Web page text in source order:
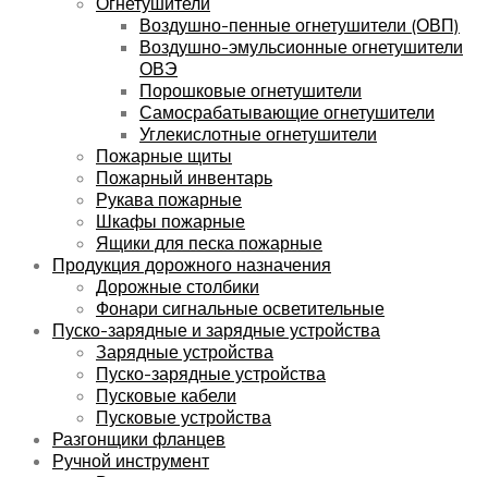
Воздушно-пенные огнетушители (ОВП)
Воздушно-эмульсионные огнетушители
ОВЭ
Порошковые огнетушители
Самосрабатывающие огнетушители
Углекислотные огнетушители
Пожарные щиты
Пожарный инвентарь
Рукава пожарные
Шкафы пожарные
Ящики для песка пожарные
Продукция дорожного назначения
Дорожные столбики
Фонари сигнальные осветительные
Пуско-зарядные и зарядные устройства
Зарядные устройства
Пуско-зарядные устройства
Пусковые кабели
Пусковые устройства
Разгонщики фланцев
Ручной инструмент